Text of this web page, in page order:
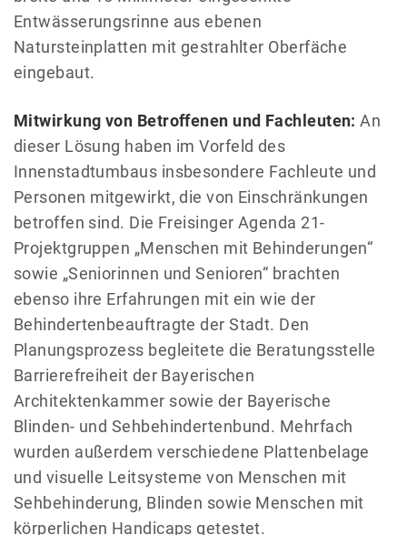
Entwässerungsrinne aus ebenen
Natursteinplatten mit gestrahlter Oberfäche
eingebaut.
Mitwirkung von Betroffenen und Fachleuten: An
dieser Lösung haben im Vor­feld des
Innenstadtumbaus insbesondere Fachleute und
Personen mitgewirkt, die von Einschränkungen
betroffen sind. Die Freisinger Agenda 21-
Projektgruppen „Menschen mit Behinderungen“
sowie „­­Seniorinnen und Senioren“ brachten
ebenso ihre Erfahrungen mit ein wie der
Behindertenbeauftragte der Stadt. Den
Planungsprozess begleitete die Beratungsstelle
Barrierefreiheit der Bayerischen
Architektenkammer sowie der Bayerische
Blinden- und Sehbehindertenbund. Mehrfach
wurden außerdem verschiedene Plattenbelage
und visuelle Leitsysteme von Menschen mit
Sehbehinderung, Blinden sowie Menschen mit
körperlichen Handicaps getestet.